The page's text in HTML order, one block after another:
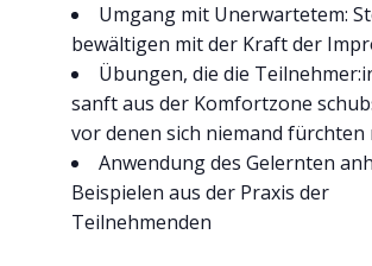
Umgang mit Unerwartetem:
bewältigen mit der Kraft der
Übungen, die die
sanft aus der Komfortzone
vor denen sich niemand fürchten
Anwendung des Gelernten
Beispielen aus der Praxis der
Teilnehmenden